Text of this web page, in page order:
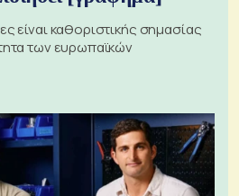
είναι καθοριστικής σημασίας
των ευρωπαϊκών